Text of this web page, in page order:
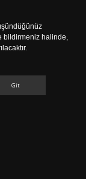
bildirmeniz halinde,